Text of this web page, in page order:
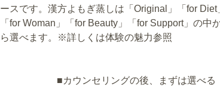
ースです。漢方よもぎ蒸しは「Original」「for Diet
「for Woman」「for Beauty」「for Support」の中
ら選べます。※詳しくは体験の魅力参照
■カウンセリングの後、まずは選べる